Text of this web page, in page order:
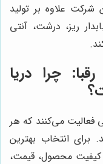
شرکت علاوه بر تولید
ریز، درشت، آنتی
رقبا: چرا دریا
فعالیت می‌کنند که هر
برای انتخاب بهترین
کیفیت محصول، قیمت،